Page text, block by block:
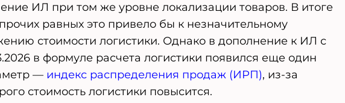
ИЛ при том же уровне локализации товаров. В итоге
равных это привело бы к незначительному
стоимости логистики. Однако в дополнение к ИЛ с
в формуле расчета логистики появился еще один
— индекс распределения продаж (ИРП), из-за
стоимость логистики повысится.